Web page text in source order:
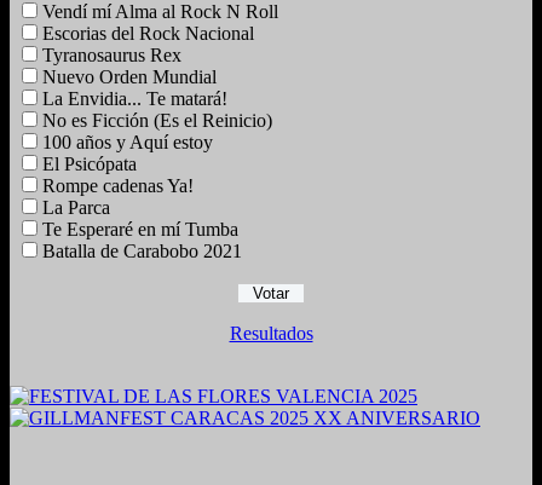
Vendí mí Alma al Rock N Roll
Escorias del Rock Nacional
Tyranosaurus Rex
Nuevo Orden Mundial
La Envidia... Te matará!
No es Ficción (Es el Reinicio)
100 años y Aquí estoy
El Psicópata
Rompe cadenas Ya!
La Parca
Te Esperaré en mí Tumba
Batalla de Carabobo 2021
Resultados